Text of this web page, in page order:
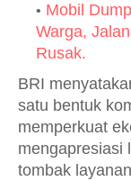
Mobil
Warga,
Rusak.
BRI
satu bentuk
memperkuat
mengapresiasi
tombak